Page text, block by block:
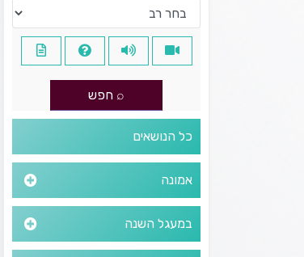
כל הנושאים
אמונה
במעגל השנה